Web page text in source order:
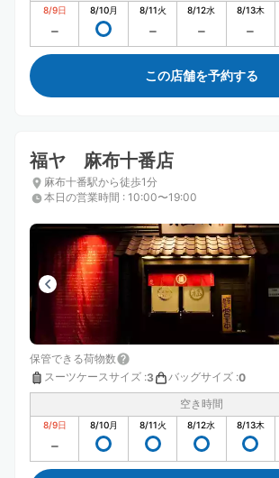
8/9日 8/10月 8/11火 8/12水 8/13木
この店舗を予約する
福ヤ 麻布十番店
麻布十番駅から徒歩1分
本日の営業時間 : 10:00〜19:00
保管できる荷物数
スーツケースサイズ :3 バッグサイズ :0
空き時間
8/9日 8/10月 8/11火 8/12水 8/13木